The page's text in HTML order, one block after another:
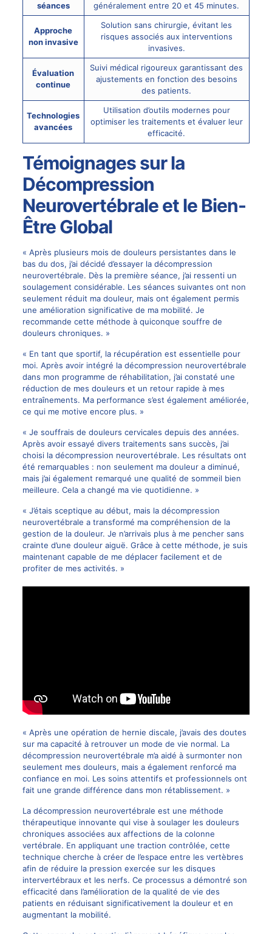
séances
généralement entre 20 et 45 minutes.
Approche
non invasive
Solution sans chirurgie, évitant les
risques associés aux interventions
invasives.
Évaluation
continue
Suivi médical rigoureux garantissant des
ajustements en fonction des besoins
des patients.
Technologies
avancées
Utilisation d’outils modernes pour
optimiser les traitements et évaluer leur
efficacité.
Témoignages sur la
Décompression
Neurovertébrale et le Bien-
Être Global
« Après plusieurs mois de douleurs persistantes dans le
bas du dos, j’ai décidé d’essayer la décompression
neurovertébrale. Dès la première séance, j’ai ressenti un
soulagement considérable. Les séances suivantes ont non
seulement réduit ma douleur, mais ont également permis
une amélioration significative de ma mobilité. Je
recommande cette méthode à quiconque souffre de
douleurs chroniques. »
« En tant que sportif, la récupération est essentielle pour
moi. Après avoir intégré la décompression neurovertébrale
dans mon programme de réhabilitation, j’ai constaté une
réduction de mes douleurs et un retour rapide à mes
entraînements. Ma performance s’est également améliorée,
ce qui me motive encore plus. »
« Je souffrais de douleurs cervicales depuis des années.
Après avoir essayé divers traitements sans succès, j’ai
choisi la décompression neurovertébrale. Les résultats ont
été remarquables : non seulement ma douleur a diminué,
mais j’ai également remarqué une qualité de sommeil bien
meilleure. Cela a changé ma vie quotidienne. »
« J’étais sceptique au début, mais la décompression
neurovertébrale a transformé ma compréhension de la
gestion de la douleur. Je n’arrivais plus à me pencher sans
crainte d’une douleur aiguë. Grâce à cette méthode, je suis
maintenant capable de me déplacer facilement et de
profiter de mes activités. »
« Après une opération de hernie discale, j’avais des doutes
sur ma capacité à retrouver un mode de vie normal. La
décompression neurovertébrale m’a aidé à surmonter non
seulement mes douleurs, mais a également renforcé ma
confiance en moi. Les soins attentifs et professionnels ont
fait une grande différence dans mon rétablissement. »
La décompression neurovertébrale est une méthode
thérapeutique innovante qui vise à soulager les douleurs
chroniques associées aux affections de la colonne
vertébrale. En appliquant une traction contrôlée, cette
technique cherche à créer de l’espace entre les vertèbres
afin de réduire la pression exercée sur les disques
intervertébraux et les nerfs. Ce processus a démontré son
efficacité dans l’amélioration de la qualité de vie des
patients en réduisant significativement la douleur et en
augmentant la mobilité.